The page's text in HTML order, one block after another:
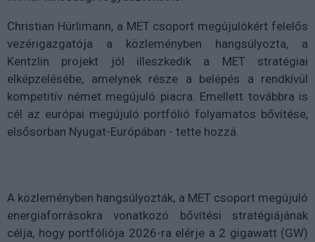
Christian Hürlimann, a MET csoport megújulókért felelős
vezérigazgatója a közleményben hangsúlyozta, a
Kentzlin projekt jól illeszkedik a MET stratégiai
elképzelésébe, amelynek része a belépés a rendkívül
kompetitív német megújuló piacra. Emellett továbbra is
cél az európai megújuló portfólió folyamatos bővítése,
elsősorban Nyugat-Európában - tette hozzá.
A közleményben hangsúlyozták, a MET csoport megújuló
energiaforrásokra vonatkozó bővítési stratégiájának
célja, hogy portfóliója 2026-ra elérje a 2 gigawatt (GW)